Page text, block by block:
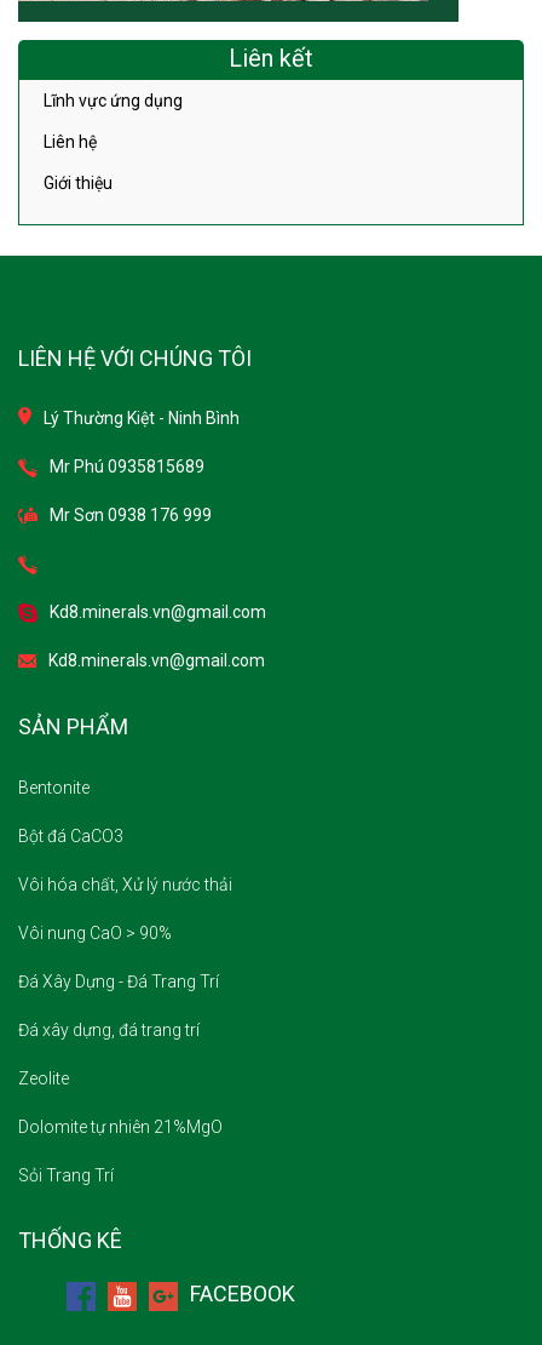
Liên kết
Liên hệ
Giới thiệu
Mr Phú 0935815689
Mr Sơn 0938 176 999
Kd8.minerals.vn@gmail.com
Bột đá CaCO3
Vôi hóa chất, Xử lý nước thải
Vôi nung CaO > 90%
Đá Xây Dựng - Đá Trang Trí
Đá xây dựng, đá trang trí
Zeolite
Dolomite tự nhiên 21%MgO
Sỏi Trang Trí